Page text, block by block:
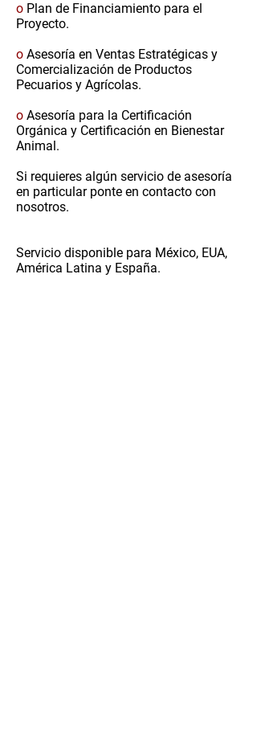
o Plan de Financiamiento para el
Proyecto.
o Asesoría en Ventas Estratégicas y
Comercialización de Productos
Pecuarios y Agrícolas.
o Asesoría para la Certificación
Orgánica y Certificación en Bienestar
Animal.
Si requieres algún servicio de asesoría
en particular ponte en contacto con
nosotros.
Servicio disponible para México, EUA,
América Latina y España.